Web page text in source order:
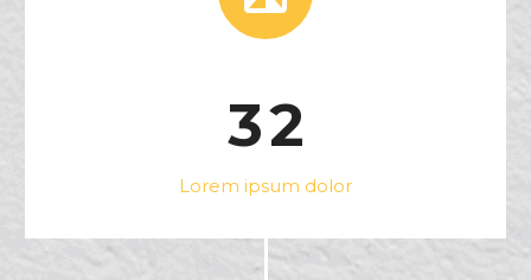
32
Lorem ipsum dolor